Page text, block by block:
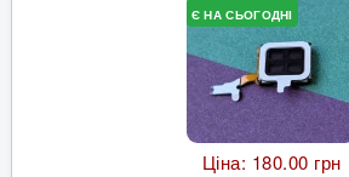
Є НА СЬОГОДНІ
Ціна: 180.00 грн